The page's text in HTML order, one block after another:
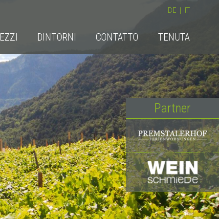
DE | IT
DINTORNI CONTATTO TENUTA
Partner